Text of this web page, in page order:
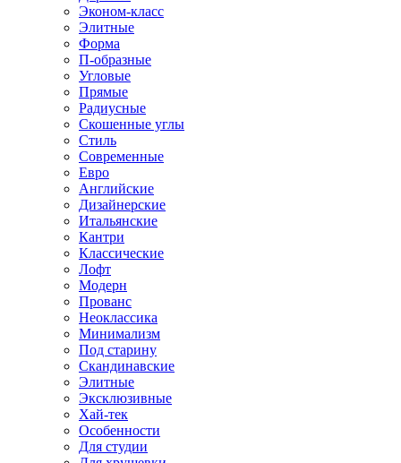
Эконом-класс
Элитные
Форма
П-образные
Угловые
Прямые
Радиусные
Скошенные углы
Стиль
Современные
Евро
Английские
Дизайнерские
Итальянские
Кантри
Классические
Лофт
Модерн
Прованс
Неоклассика
Минимализм
Под старину
Скандинавские
Элитные
Эксклюзивные
Хай-тек
Особенности
Для студии